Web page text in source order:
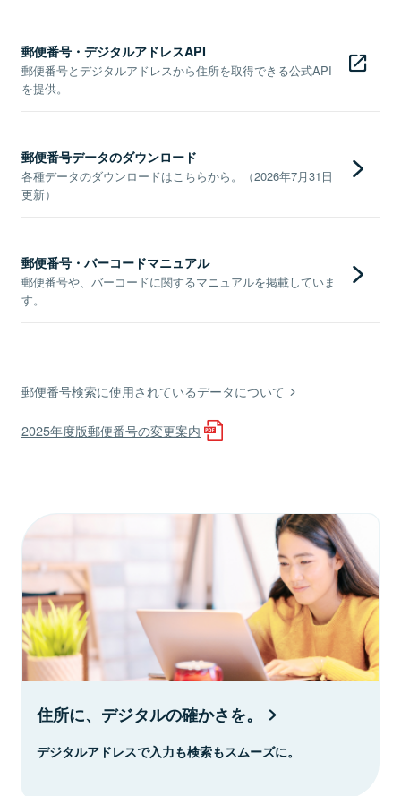
郵便番号・デジタルアドレスAPI
郵便番号とデジタルアドレスから住所を取得できる公式API
を提供。
郵便番号データのダウンロード
各種データのダウンロードはこちらから。（2026年7月31日
更新）
郵便番号・バーコードマニュアル
郵便番号や、バーコードに関するマニュアルを掲載していま
す。
郵便番号検索に使用されているデータについて
2025年度版郵便番号の変更案内
住所に、デジタルの確かさを。
デジタルアドレスで入力も検索もスムーズに。